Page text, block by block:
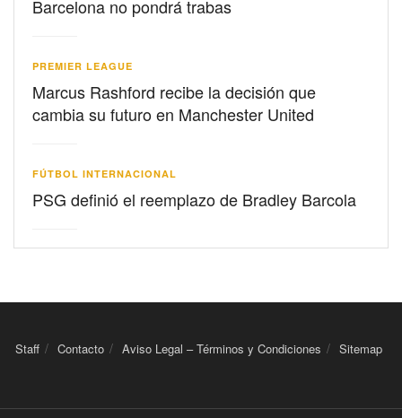
Barcelona no pondrá trabas
PREMIER LEAGUE
Marcus Rashford recibe la decisión que
cambia su futuro en Manchester United
FÚTBOL INTERNACIONAL
PSG definió el reemplazo de Bradley Barcola
Staff Contacto Aviso Legal – Términos y Condiciones Sitemap